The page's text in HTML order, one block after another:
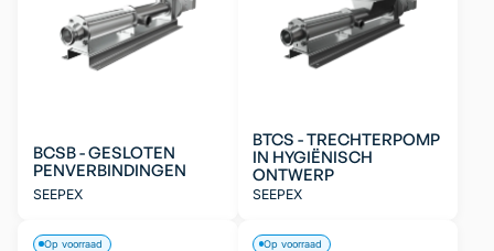
BCSB - GESLOTEN
PENVERBINDINGEN
SEEPEX
BTCS - TRECHTERPOMP
IN HYGIËNISCH
ONTWERP
SEEPEX
Op voorraad Op voorraad